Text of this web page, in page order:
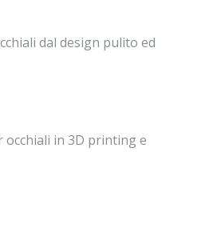
dal design pulito ed
occhiali in 3D printing e